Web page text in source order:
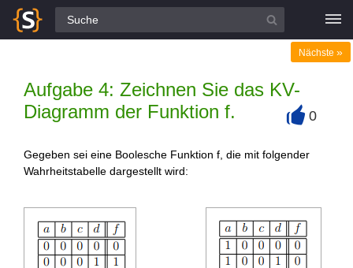
Alle Fragen
Aufgabe 4: Zeichnen Sie das KV-
Diagramm der Funktion f.
Nächste »
0
Gegeben sei eine Boolesche Funktion f, die mit folgender
Wahrheitstabelle dargestellt wird: